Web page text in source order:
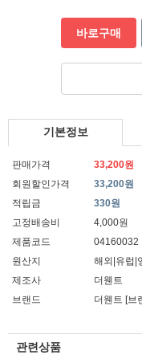
바로구매
기본정보
판매가격
33,200원
회원할인가격
33,200원
적립금
330원
고정배송비
4,000원
제품코드
04160032
원산지
해외|유럽|
제조사
더웬트
브랜드
더웬트 [브
관련상품